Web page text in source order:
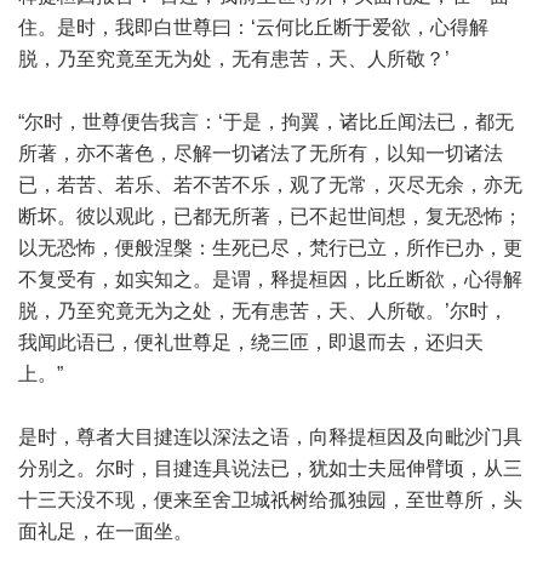
住。是时，我即白世尊曰：‘云何比丘断于爱欲，心得解
脱，乃至究竟至无为处，无有患苦，天、人所敬？’
“尔时，世尊便告我言：‘于是，拘翼，诸比丘闻法已，都无
所著，亦不著色，尽解一切诸法了无所有，以知一切诸法
已，若苦、若乐、若不苦不乐，观了无常，灭尽无余，亦无
断坏。彼以观此，已都无所著，已不起世间想，复无恐怖；
以无恐怖，便般涅槃：生死已尽，梵行已立，所作已办，更
不复受有，如实知之。是谓，释提桓因，比丘断欲，心得解
脱，乃至究竟无为之处，无有患苦，天、人所敬。’尔时，
我闻此语已，便礼世尊足，绕三匝，即退而去，还归天
上。”
是时，尊者大目揵连以深法之语，向释提桓因及向毗沙门具
分别之。尔时，目揵连具说法已，犹如士夫屈伸臂顷，从三
十三天没不现，便来至舍卫城祇树给孤独园，至世尊所，头
面礼足，在一面坐。